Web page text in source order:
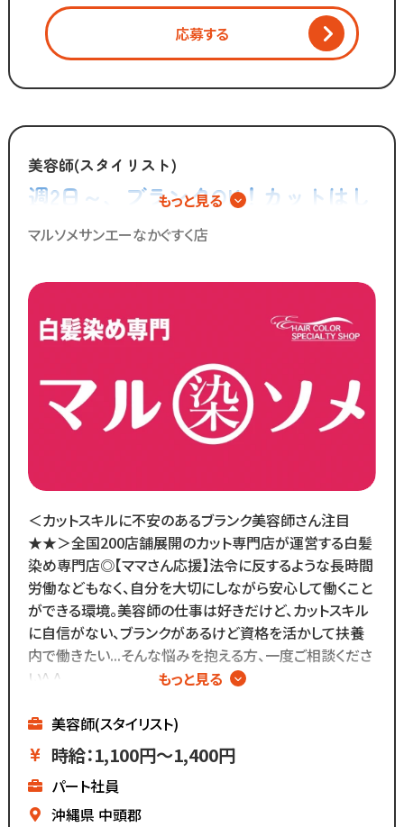
「物価ばかり上がって
給与は上がらず生活に余裕がない」
そんな働き方はもう古い。
カットコムズが運営する
白髪染め専門店「マルソメ」。
「今より稼げるけど、
ホワイトな労働環境」
で一緒に働きませんか？
／
30代～50代の方に
多く選ばれています！
ブランクがあっても大丈夫！
数多くのスタッフ教育をしてきた
ノウハウによる安心の教育制度あり。
各店舗にベテランスタッフが
在籍しているので
分からないことがあれば
すぐに聞くことができる環境です◎
カットメニューがないので
すぐに覚えられる仕事内容です♪
お客様とは最低限しか
会話をしないスタイルなので
お客様との関係作りが苦手...
という方にもピッタリ◎
応募する
美容師(スタイリスト)
週2日～、ブランクOK！カットはし
ない美容師さん募集！白髪染め専門
もっと見る
マルソメサンエーなかぐすく店
＜カットスキルに不安のあるブランク美容師さん注目
★★＞全国200店舗展開のカット専門店が運営する白髪
染め専門店◎【ママさん応援】法令に反するような長時間
労働などもなく、自分を大切にしながら安心して働くこと
ができる環境。美容師の仕事は好きだけど、カットスキル
に自信がない、ブランクがあるけど資格を活かして扶養
内で働きたい...そんな悩みを抱える方、一度ご相談くださ
い^ ^
▼メニューはカットのみ
▼週2日～、1日4時間～OK
▼ブランクがあっても安心
▼全国200店舗展開
▼地域に愛される安心経営
もっと見る
美容師(スタイリスト)
時給：1,100円～1,400円
パート社員
沖縄県 中頭郡